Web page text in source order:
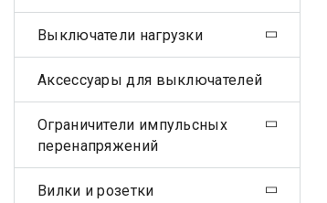
Выключатели нагрузки
Аксессуары для выключателей
Ограничители импульсных
перенапряжений
Вилки и розетки